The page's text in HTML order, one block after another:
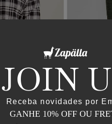
JOIN
Receba novidades por
GANHE 10% OFF OU